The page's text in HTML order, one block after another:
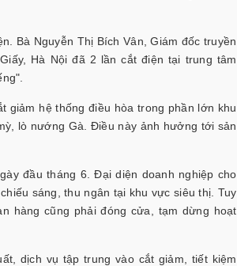
Bà Nguyễn Thị Bích Vân, Giám đốc truyền
Hà Nội đã 2 lần cắt điện tại trung tâm
giảm hệ thống điều hòa trong phần lớn khu
lò nướng Gà. Điều này ảnh hưởng tới sản
đầu tháng 6. Đại diện doanh nghiệp cho
sáng, thu ngân tại khu vực siêu thị. Tuy
hàng cũng phải đóng cửa, tạm dừng hoạt
dịch vụ tập trung vào cắt giảm, tiết kiệm